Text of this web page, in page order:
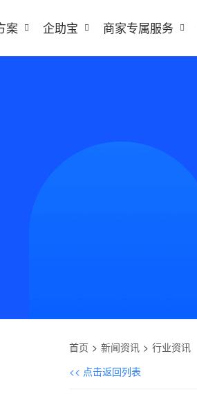
案 企助宝 商家专属服务
首页 新闻资讯
行业资讯
<< 点击返回列表